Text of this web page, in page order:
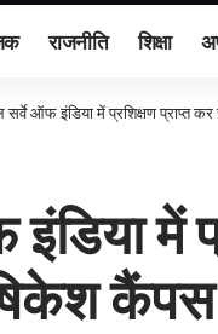
राजनीति शिक्षा
ऑफ इंडिया में प्रशिक्षण प्राप्त
में
कैंपस